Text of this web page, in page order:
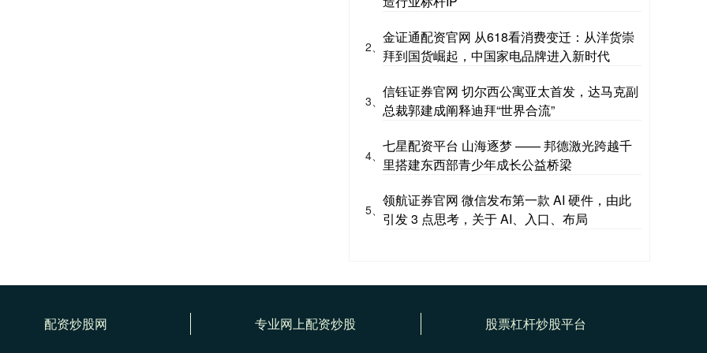
2、
金证通配资官网 从618看消费变迁：从洋货崇
拜到国货崛起，中国家电品牌进入新时代
3、
信钰证券官网 切尔西公寓亚太首发，达马克副
总裁郭建成阐释迪拜“世界合流”
4、
七星配资平台 山海逐梦 —— 邦德激光跨越千
里搭建东西部青少年成长公益桥梁
5、
领航证券官网 微信发布第一款 AI 硬件，由此
引发 3 点思考，关于 AI、入口、布局
配资炒股网 专业网上配资炒股 股票杠杆炒股平台